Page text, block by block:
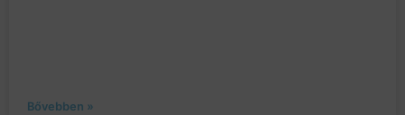
Bővebben »